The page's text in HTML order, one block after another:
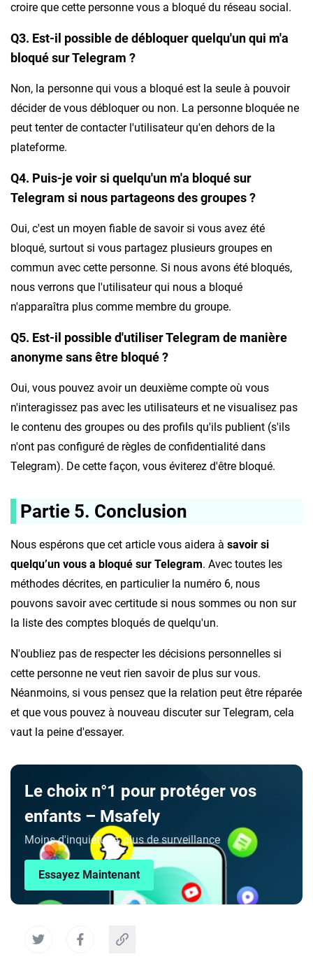
croire que cette personne vous a bloqué du réseau social.
Q3. Est-il possible de débloquer quelqu'un qui m'a
bloqué sur Telegram ?
Non, la personne qui vous a bloqué est la seule à pouvoir
décider de vous débloquer ou non. La personne bloquée ne
peut tenter de contacter l'utilisateur qu'en dehors de la
plateforme.
Q4. Puis-je voir si quelqu'un m'a bloqué sur
Telegram si nous partageons des groupes ?
Oui, c'est un moyen fiable de savoir si vous avez été
bloqué, surtout si vous partagez plusieurs groupes en
commun avec cette personne. Si nous avons été bloqués,
nous verrons que l'utilisateur qui nous a bloqué
n'apparaîtra plus comme membre du groupe.
Q5. Est-il possible d'utiliser Telegram de manière
anonyme sans être bloqué ?
Oui, vous pouvez avoir un deuxième compte où vous
n'interagissez pas avec les utilisateurs et ne visualisez pas
le contenu des groupes ou des profils qu'ils publient (s'ils
n'ont pas configuré de règles de confidentialité dans
Telegram). De cette façon, vous éviterez d'être bloqué.
Partie 5. Conclusion
Nous espérons que cet article vous aidera à savoir si
quelqu’un vous a bloqué sur Telegram. Avec toutes les
méthodes décrites, en particulier la numéro 6, nous
pouvons savoir avec certitude si nous sommes ou non sur
la liste des comptes bloqués de quelqu'un.
N'oubliez pas de respecter les décisions personnelles si
cette personne ne veut rien savoir de plus sur vous.
Néanmoins, si vous pensez que la relation peut être réparée
et que vous pouvez à nouveau discuter sur Telegram, cela
vaut la peine d'essayer.
Le choix n°1 pour protéger vos
enfants – Msafely
Moins d'inquiétude, plus de surveillance
Essayez Maintenant